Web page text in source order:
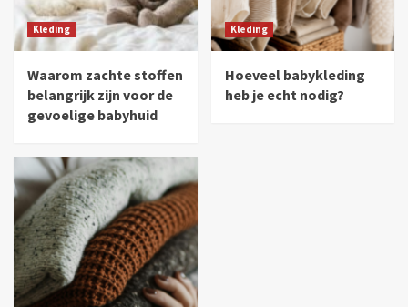
Kleding
Waarom zachte stoffen
belangrijk zijn voor de
gevoelige babyhuid
Kleding
Hoeveel babykleding
heb je echt nodig?